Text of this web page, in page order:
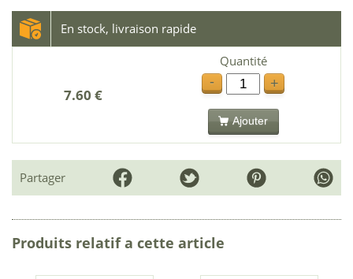
En stock, livraison rapide
7.60 €
Quantité
-
+
Ajouter
Partager
Produits relatif a cette article